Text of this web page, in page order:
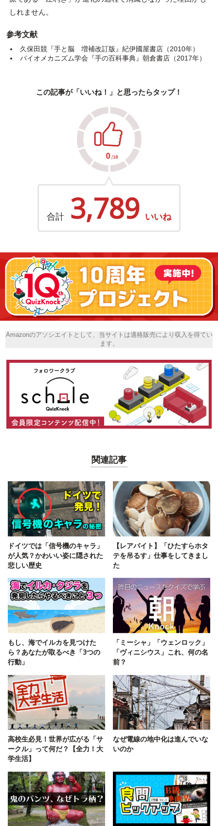
しれません。
参考文献
久保田競『手と脳 増補改訂版』紀伊國屋書店（2010年）
バイオメカニズム学会『手の百科事典』朝倉書店（2017年）
この記事が「いいね！」と思ったらタップ！
合計 3,789 いいね
Amazonのアソシエイトとして、当サイトは適格販売により収入を得てい
ます。
関連記事
ドイツでは「信号機のキャラ」
が人気？かわいい姿に隠された
悲しい歴史
【レアバイト】「ひたすらホタ
テを吊るす」仕事をしてきまし
た
もし、海でイルカを見つけた
ら？あなたが取るべき「3つの
行動」
「ミーシャ」「ウェンロック」
「ヴィニシウス」これ、何の名
前？
高校生必見！世界が広がる「サ
ークル」って何だ？【全力！大
学生活】
なぜ電線の地中化は進んでいな
いのか